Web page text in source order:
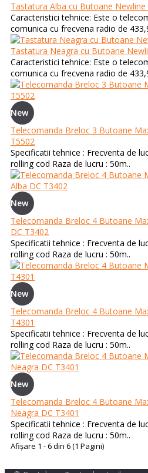
Tastatura Alba cu Butoane Newline
Caracteristici tehnice: Este o
comunica cu frecvena radio de
Tastatura Neagra cu Butoane
Caracteristici tehnice: Este o
comunica cu frecvena radio de
New
Telecomanda Breloc 3 Butoane
T5502
Specificatii tehnice : Frecventa de
rolling cod Raza de lucru : 50m..
New
Telecomanda Breloc 4 Butoane
DC T3402
Specificatii tehnice : Frecventa de
rolling cod Raza de lucru : 50m..
New
Telecomanda Breloc 4 Butoane
T4301
Specificatii tehnice : Frecventa de
rolling cod Raza de lucru : 50m..
New
Telecomanda Breloc 4 Butoane
Neagra DC T3401
Specificatii tehnice : Frecventa de
rolling cod Raza de lucru : 50m..
Afişare 1 - 6 din 6 (1 Pagini)